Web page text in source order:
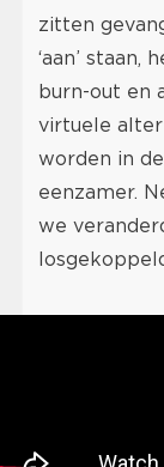
zitten
‘aan’
burn-out en
virtuele alter
worden in
eenzamer.
we